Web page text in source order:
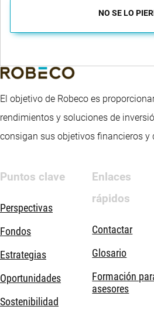
NO SE LO
El objetivo de Robeco es
rendimientos y soluciones de
consigan sus objetivos financieros y
Puntos clave
Perspectivas
Fondos
Estrategias
Oportunidades
Sostenibilidad
Enlaces
rápidos
Contactar
Glosario
Formación
asesores